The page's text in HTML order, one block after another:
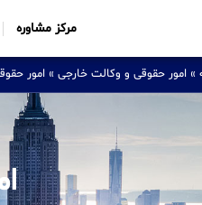
مرکز مشاوره
» امور حقوقی و وکالت خارجی » امور